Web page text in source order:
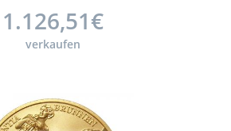
1.126,51€
verkaufen